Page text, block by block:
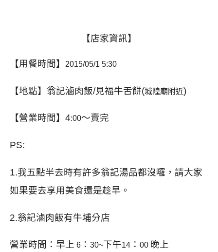
【店家資訊】
【用餐時間】 2015/05/1 5:30
【地點】翁記滷肉飯/見福牛舌餅(城隍廟附近)
【營業時間】4:00～賣完
PS:
1.我五點半去時有許多翁記湯品都沒囉，請大家
如果要去享用美食還是趁早。
2.翁記滷肉飯有牛埔分店
營業時間：早上 6 ： 30~下午14 ： 00 晚上